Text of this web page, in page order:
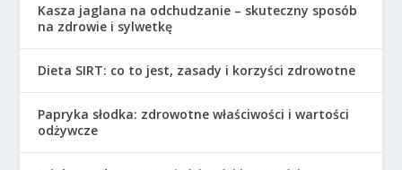
Kasza jaglana na odchudzanie – skuteczny sposób
na zdrowie i sylwetkę
Dieta SIRT: co to jest, zasady i korzyści zdrowotne
Papryka słodka: zdrowotne właściwości i wartości
odżywcze